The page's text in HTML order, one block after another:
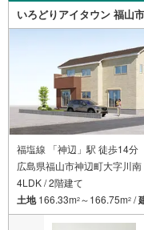
いろどりアイタウン 福山
福塩線 「神辺」駅 徒歩14分
広島県福山市神辺町大字川南
4LDK / 2階建て
土地166.33m2 ～166.75m2 /